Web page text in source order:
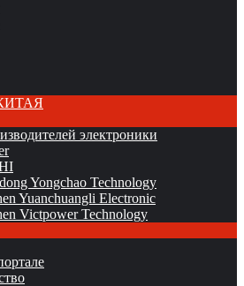
электроники
Yongchao Technology
Yuanchuangli Electronic
Victpower Technology